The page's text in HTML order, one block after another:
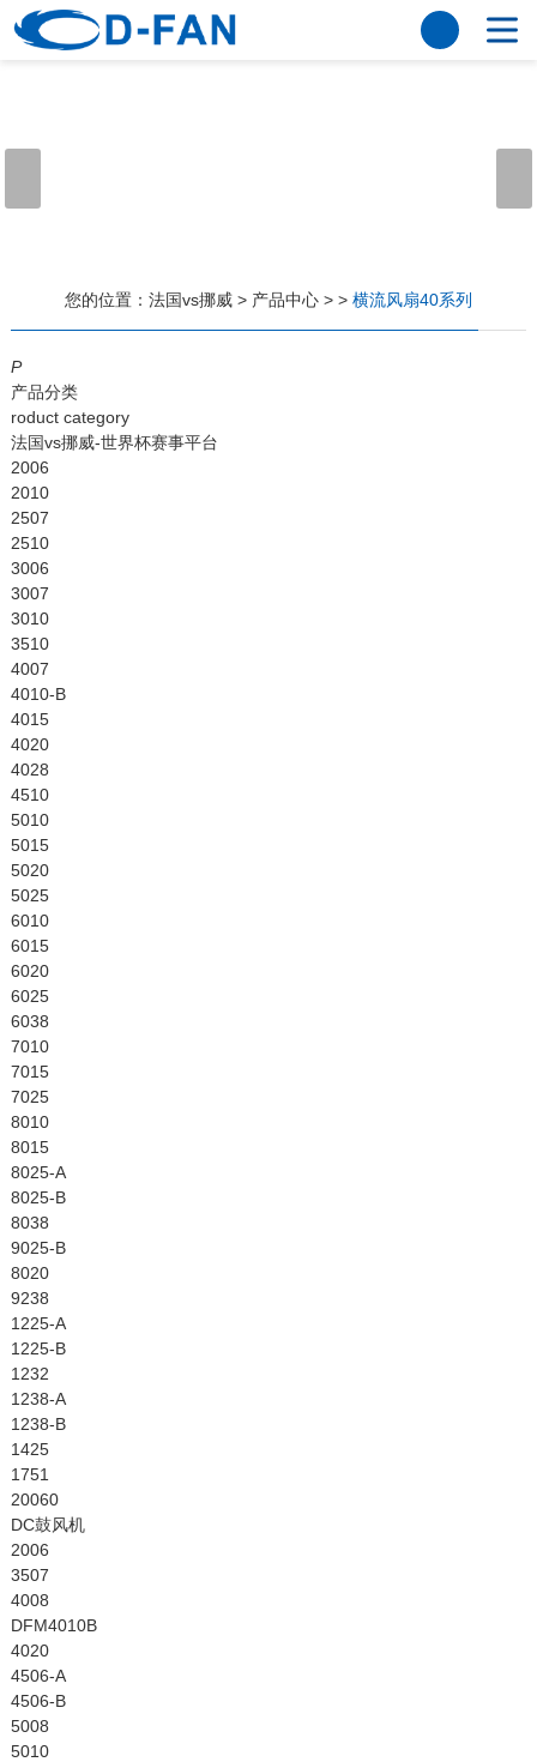
法国vs挪威
应用案例
法国vs挪威
行业资讯
常见问题
联系方式
客户留言
人才招聘
English
您的位置： 法国vs挪威> 产品中心> > 横流风扇40系列
P
产品分类
roduct category
法国vs挪威-世界杯赛事平台
2006
2010
2507
2510
3006
3007
3010
3510
4007
4010-B
4015
4020
4028
4510
5010
5015
5020
5025
6010
6015
6020
6025
6038
7010
7015
7025
8010
8015
8025-A
8025-B
8038
9025-B
8020
9238
1225-A
1225-B
1232
1238-A
1238-B
1425
1751
20060
DC鼓风机
2006
3507
4008
DFM4010B
4020
4506-A
4506-B
5008
5010